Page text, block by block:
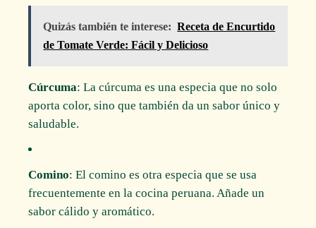
Quizás también te interese: Receta de Encurtido
de Tomate Verde: Fácil y Delicioso
Cúrcuma: La cúrcuma es una especia que no solo
aporta color, sino que también da un sabor único y
saludable.
Comino: El comino es otra especia que se usa
frecuentemente en la cocina peruana. Añade un
sabor cálido y aromático.